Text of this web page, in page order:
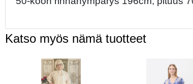
Katso myös nämä tuotteet